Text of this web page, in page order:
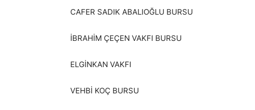
CAFER SADIK ABALIOĞLU BURSU
İBRAHİM ÇEÇEN VAKFI BURSU
ELGİNKAN VAKFI
VEHBİ KOÇ BURSU